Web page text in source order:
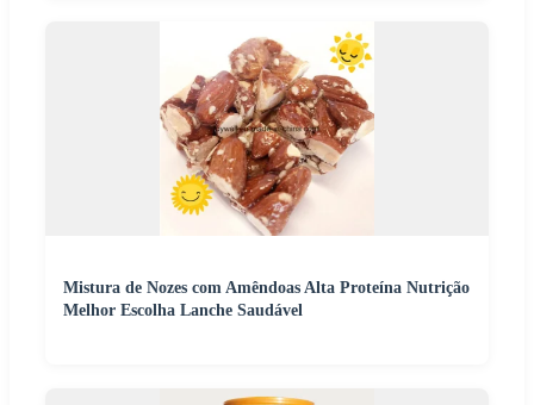
Mistura de Nozes com Amêndoas Alta Proteína Nutrição
Melhor Escolha Lanche Saudável